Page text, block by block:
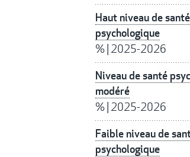
Haut niveau de santé
psychologique
%| 2025-2026
Niveau de santé
modéré
%| 2025-2026
Faible niveau de
psychologique